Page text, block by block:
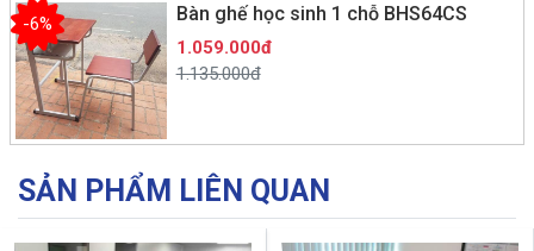
Bàn ghế học sinh 1 chỗ BHS64CS
-6%
1.059.000đ
1.135.000đ
SẢN PHẨM LIÊN QUAN